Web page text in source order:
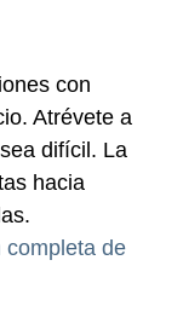
con
Atrévete a
difícil. La
hacia
de